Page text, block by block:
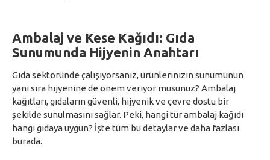
Ambalaj ve Kese Kağıdı: Gıda
Sunumunda Hijyenin Anahtarı
Gıda sektöründe çalışıyorsanız, ürünlerinizin sunumunun
yanı sıra hijyenine de önem veriyor musunuz? Ambalaj
kağıtları, gıdaların güvenli, hijyenik ve çevre dostu bir
şekilde sunulmasını sağlar. Peki, hangi tür ambalaj kağıdı
hangi gıdaya uygun? İşte tüm bu detaylar ve daha fazlası
burada.